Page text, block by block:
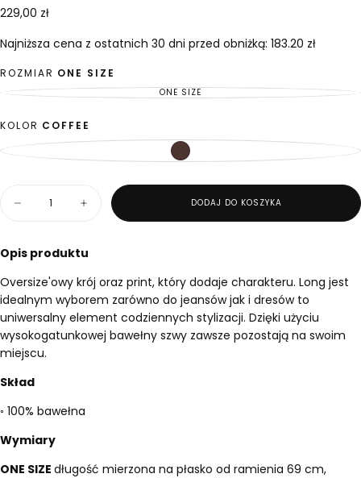
229,00
Cena
229,00 zł
Najniższa cena z ostatnich 30 dni przed obniżką: 183.20 zł
ROZMIAR ONE SIZE
ONE SIZEWARIANT
KOLOR COFFEE
COFFEE
WARIANT
WYPRZEDANY
Zmniejsz
Roar
Zwiększ
Roar
DODAJ DO KOSZYKA
Opis produktu
Oversize'owy krój oraz print, który dodaje charakteru. Long jest
idealnym wyborem zarówno do jeansów jak i dresów to
uniwersalny element codziennych stylizacji. Dzięki użyciu
wysokogatunkowej bawełny szwy zawsze pozostają na swoim
miejscu.
Skład
◦ 100% bawełna
Wymiary
ONE SIZE długość mierzona na płasko od ramienia 69 cm,